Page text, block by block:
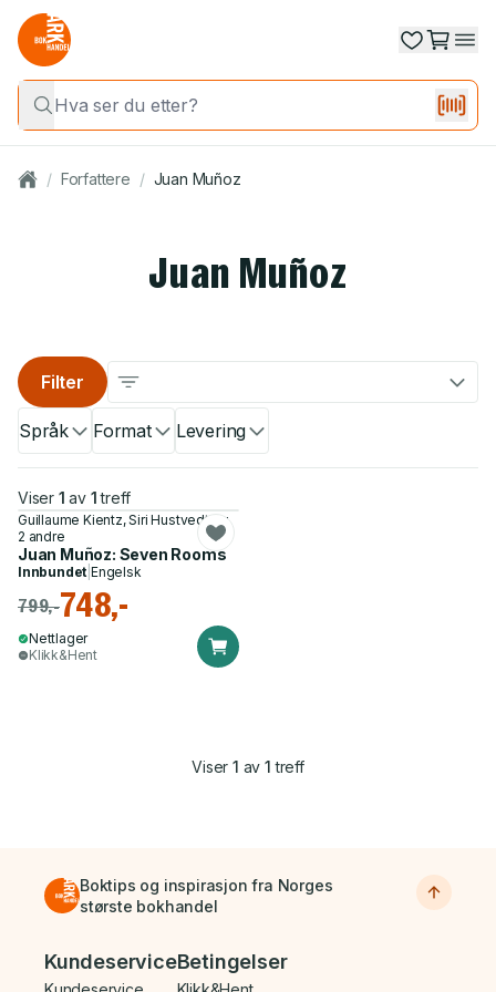
/ Forfattere / Juan Muñoz
Juan Muñoz
Språk Format Levering
Filter
Viser 1 av 1 treff
Guillaume Kientz, Siri Hustvedt og
2 andre
Juan Muñoz: Seven Rooms
Innbundet |Engelsk
799,-748,-
Nettlager
Klikk&Hent
Viser1 av 1 treff
Boktips og inspirasjon fra Norges
største bokhandel
Bunnmeny
KundeserviceBetingelser